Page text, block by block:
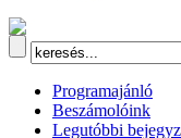
Programajánló
Beszámolóink
Legutóbbi